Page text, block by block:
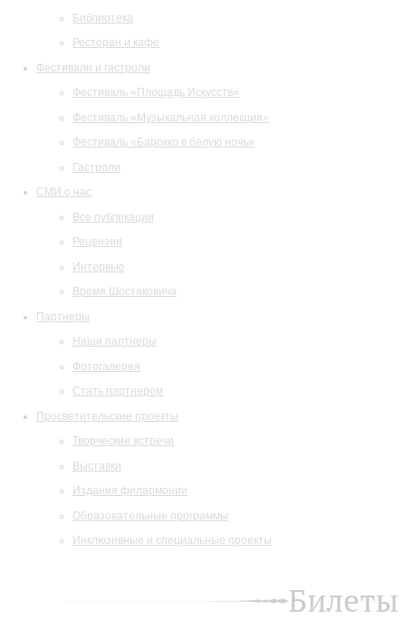
Библиотека
Ресторан и кафе
Фестивали и гастроли
Фестиваль «Площадь Искусств»
Фестиваль «Музыкальная коллекция»
Фестиваль «Барокко в белую ночь»
Гастроли
СМИ о нас
Все публикации
Рецензии
Интервью
Время Шостаковича
Партнеры
Наши партнеры
Фотогалерея
Стать партнером
Просветительские проекты
Творческие встречи
Выставки
Издания филармонии
Образовательные программы
Инклюзивные и специальные проекты